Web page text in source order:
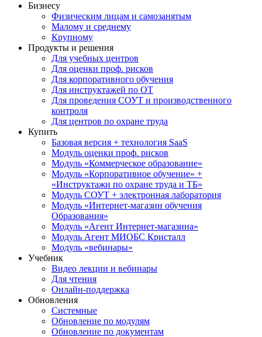
Бизнесу
Физическим лицам и самозанятым
Малому и среднему
Крупному
Продукты и решения
Для учебных центров
Для оценки проф. рисков
Для корпоративного обучения
Для инструктажей по ОТ
Для проведения СОУТ и производственного
контроля
Для центров по охране труда
Купить
Базовая версия + технология SaaS
Модуль оценки проф. рисков
Модуль «Коммерческое образование»
Модуль «Корпоративное обучение» +
«Инструктажи по охране труда и ТБ»
Модуль СОУТ + электронная лаборатория
Модуль «Интернет-магазин обучения
Образования»
Модуль «Агент Интернет-магазина»
Модуль Агент МИОБС Кристалл
Модуль «вебинары»
Учебник
Видео лекции и вебинары
Для чтения
Онлайн-поддержка
Обновления
Системные
Обновление по модулям
Обновление по документам